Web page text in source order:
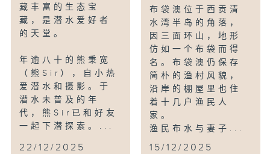
编导：严佩盈
监制：杨慧雅
播映日期：2025年12月22日(星期一)晚
上8时港台电视31
藏丰富的生态宝
藏，是潜水爱好者
的天堂。
年逾八十的熊秉宽
（熊Sir），自小热
爱潜水和摄影。于
潜水未普及的年
代，熊Sir已和好友
一起下潜探索。...
22/12/2025
布袋澳位于西贡清
水湾半岛的角落，
因三面环山，地形
仿如一个布袋而得
名。布袋澳仍保存
简朴的渔村风貌，
沿岸的棚屋里也住
着十几户渔民人
家。
渔民布水与妻子...
15/12/2025